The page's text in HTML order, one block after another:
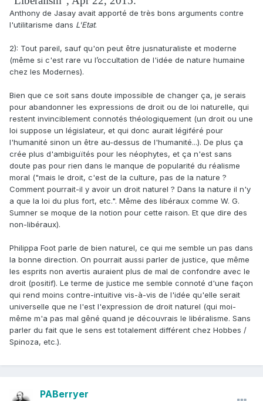
Anthony de Jasay avait apporté de très bons arguments contre
l'utilitarisme dans L'Etat.
2): Tout pareil, sauf qu'on peut être jusnaturaliste et moderne
(même si c'est rare vu l’occultation de l'idée de nature humaine
chez les Modernes).
Bien que ce soit sans doute impossible de changer ça, je serais
pour abandonner les expressions de droit ou de loi naturelle, qui
restent invinciblement connotés théologiquement (un droit ou une
loi suppose un législateur, et qui donc aurait légiféré pour
l'humanité sinon un être au-dessus de l'humanité...). De plus ça
crée plus d'ambiguïtés pour les néophytes, et ça n'est sans
doute pas pour rien dans le manque de popularité du réalisme
moral ("mais le droit, c'est de la culture, pas de la nature ?
Comment pourrait-il y avoir un droit naturel ? Dans la nature il n'y
a que la loi du plus fort, etc.". Même des libéraux comme W. G.
Sumner se moque de la notion pour cette raison. Et que dire des
non-libéraux).
Philippa Foot parle de bien naturel, ce qui me semble un pas dans
la bonne direction. On pourrait aussi parler de justice, que même
les esprits non avertis auraient plus de mal de confondre avec le
droit (positif). Le terme de justice me semble connoté d'une façon
qui rend moins contre-intuitive vis-à-vis de l'idée qu'elle serait
universelle que ne l'est l'expression de droit naturel (qui moi-
même m'a pas mal gêné quand je découvrais le libéralisme. Sans
parler du fait que le sens est totalement différent chez Hobbes /
Spinoza, etc.).
PABerryer